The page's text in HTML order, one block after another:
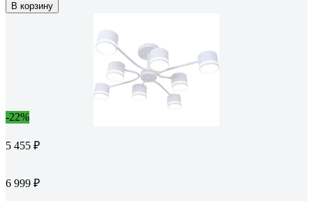
В корзину
-22%
5 455 ₽
6 999 ₽